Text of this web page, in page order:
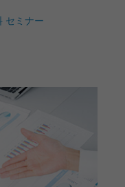
セミナー